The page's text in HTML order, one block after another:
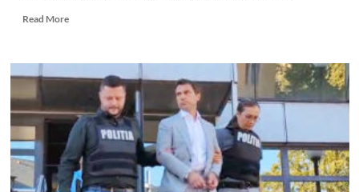
Read MoreRead
Amânare
în
dosarul
de
corupţie
în
care
primarul
arestat